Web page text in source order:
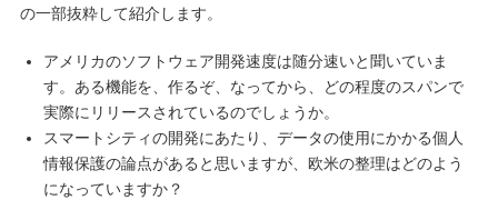
の一部抜粋して紹介します。
アメリカのソフトウェア開発速度は随分速いと聞いていま
す。ある機能を、作るぞ、なってから、どの程度のスパンで
実際にリリースされているのでしょうか。
スマートシティの開発にあたり、データの使用にかかる個人
情報保護の論点があると思いますが、欧米の整理はどのよう
になっていますか？